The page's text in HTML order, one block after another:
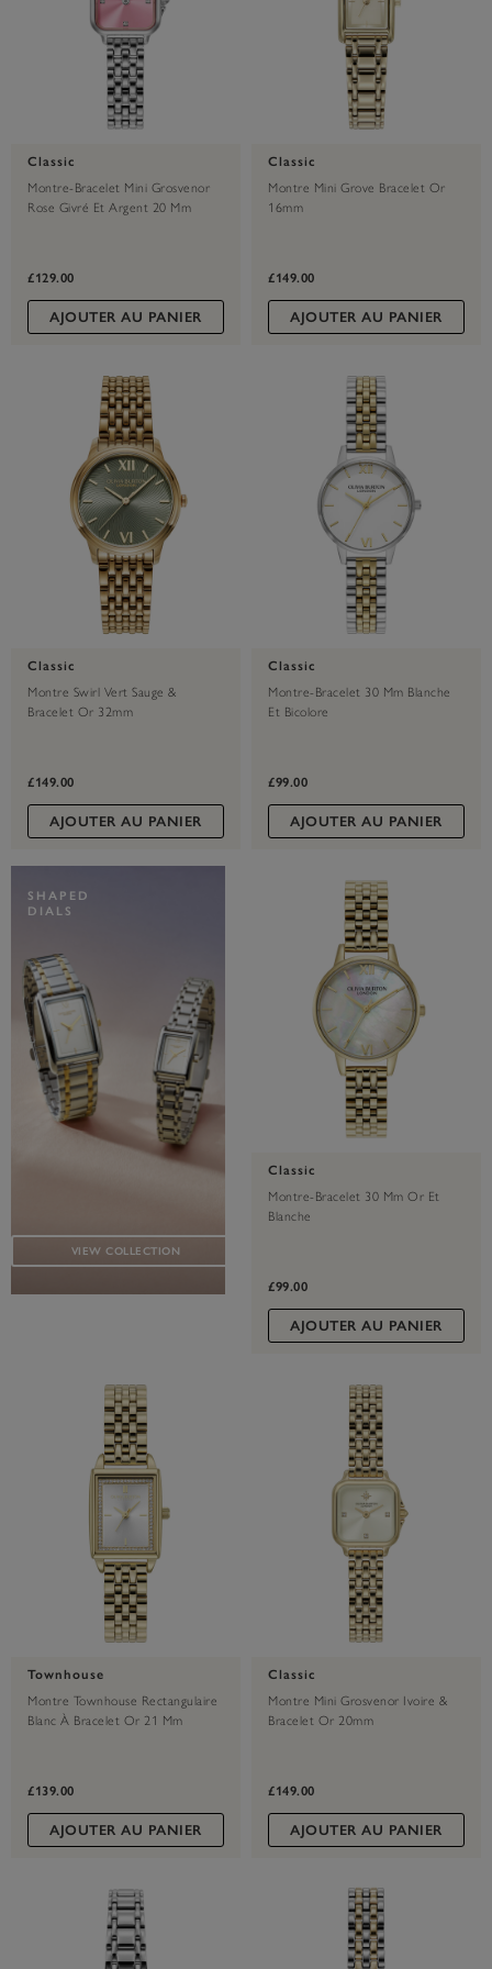
Classic
Montre-Bracelet Mini Grosvenor
Rose Givré Et Argent 20 Mm
£129.00
AJOUTER AU PANIER
Classic
Montre Mini Grove Bracelet Or
16mm
£149.00
AJOUTER AU PANIER
Classic
Montre Swirl Vert Sauge &
Bracelet Or 32mm
£149.00
AJOUTER AU PANIER
Classic
Montre-Bracelet 30 Mm Blanche
Et Bicolore
£99.00
AJOUTER AU PANIER
SHAPED
DIALS
VIEW COLLECTION
Classic
Montre-Bracelet 30 Mm Or Et
Blanche
£99.00
AJOUTER AU PANIER
Townhouse
Montre Townhouse Rectangulaire
Blanc À Bracelet Or 21 Mm
£139.00
AJOUTER AU PANIER
Classic
Montre Mini Grosvenor Ivoire &
Bracelet Or 20mm
£149.00
AJOUTER AU PANIER